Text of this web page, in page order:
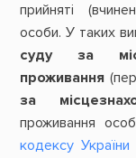
прийняті
особи. У таких
суду за
проживання
за
проживання
кодексу України